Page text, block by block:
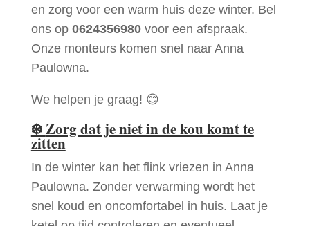
en zorg voor een warm huis deze winter. Bel
ons op 0624356980voor een afspraak.
Onze monteurs komen snel naar Anna
Paulowna.
We helpen je graag! 😊
❄️Zorg dat je niet in de kou komt te
zitten
In de winter kan het flink vriezen in Anna
Paulowna. Zonder verwarming wordt het
snel koud en oncomfortabel in huis. Laat je